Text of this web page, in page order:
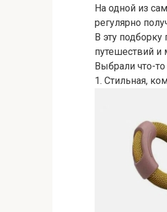
На одной из
регулярно
В эту
путешествий и
Выбрали что-то
1. Стильная,